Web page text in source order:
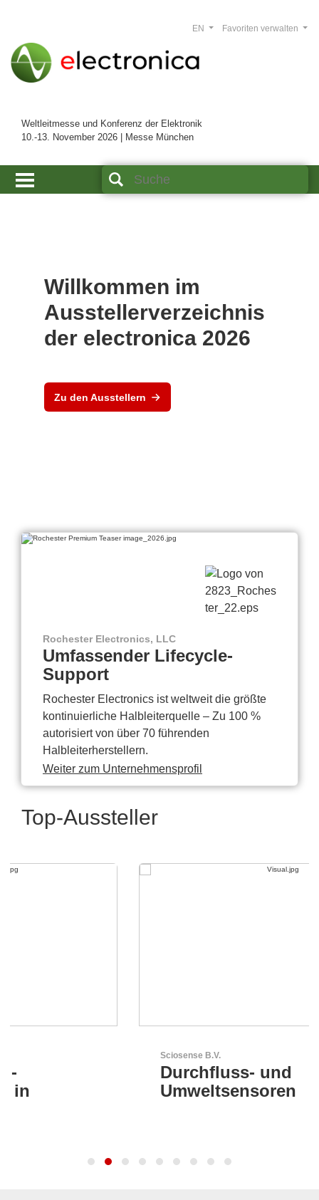
Weltleitmesse und Konferenz der Elektronik
10.-13. November 2026 | Messe München
Favoriten verwalten
EN
Willkommen im
Ausstellerverzeichnis
der electronica 2026
Zu den Ausstellern
Rochester Electronics, LLC
Umfassender Lifecycle-
Support
Rochester Electronics ist weltweit die größte
kontinuierliche Halbleiterquelle – Zu 100 %
autorisiert von über 70 führenden
Halbleiterherstellern.
Weiter zum Unternehmensprofil
Top-Aussteller
Durchfluss- und
Umweltsensoren